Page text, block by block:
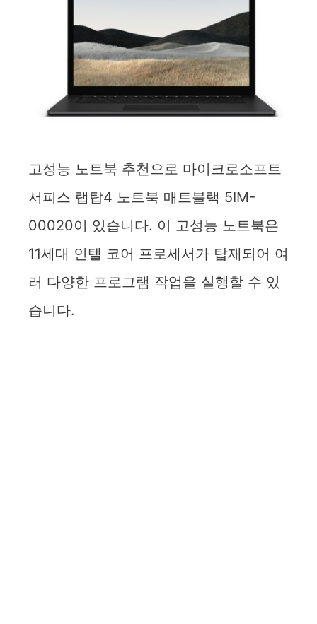
고성능 노트북 추천으로 마이크로소프트
서피스 랩탑4 노트북 매트블랙 5IM-
00020이 있습니다. 이 고성능 노트북은
11세대 인텔 코어 프로세서가 탑재되어 여
러 다양한 프로그램 작업을 실행할 수 있
습니다.